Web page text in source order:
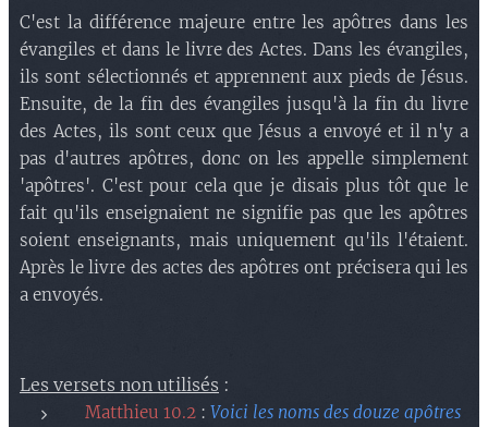
C'est la différence majeure entre les apôtres dans les
évangiles et dans le livre des Actes. Dans les évangiles,
ils sont sélectionnés et apprennent aux pieds de Jésus.
Ensuite, de la fin des évangiles jusqu'à la fin du livre
des Actes, ils sont ceux que Jésus a envoyé et il n'y a
pas d'autres apôtres, donc on les appelle simplement
'apôtres'. C'est pour cela que je disais plus tôt que le
fait qu'ils enseignaient ne signifie pas que les apôtres
soient enseignants, mais uniquement qu'ils l'étaient.
Après le livre des actes des apôtres ont précisera qui les
a envoyés.
Les versets non utilisés :
Matthieu 10.2 : Voici les noms des douze apôtres